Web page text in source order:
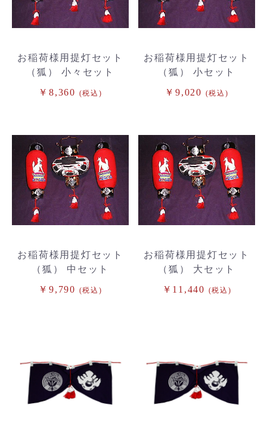
お稲荷様用提灯セット
（狐） 小々セット
￥8,360 (税込)
お稲荷様用提灯セット
（狐） 小セット
￥9,020 (税込)
お稲荷様用提灯セット
（狐） 中セット
￥9,790 (税込)
お稲荷様用提灯セット
（狐） 大セット
￥11,440 (税込)